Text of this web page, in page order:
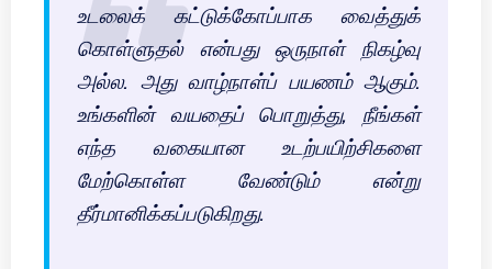
உடலைக் கட்டுக்கோப்பாக வைத்துக்
கொள்ளுதல் என்பது ஒருநாள் நிகழ்வு
அல்ல. அது வாழ்நாள்ப் பயணம் ஆகும்.
உங்களின் வயதைப் பொறுத்து, நீங்கள்
எந்த வகையான உடற்பயிற்சிகளை
மேற்கொள்ள வேண்டும் என்று
தீர்மானிக்கப்படுகிறது.